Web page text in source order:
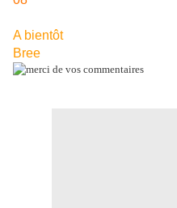
A bientôt
Bree